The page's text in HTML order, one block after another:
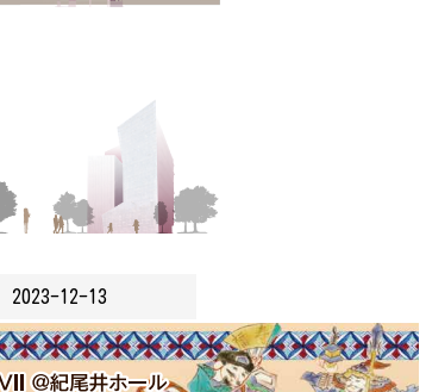
2023-12-13